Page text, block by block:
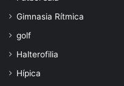
Gimnasia Rítmica
golf
Halterofilia
Hípica